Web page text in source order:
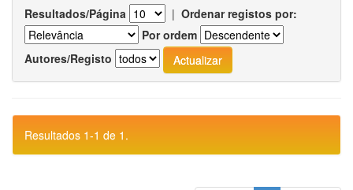
Resultados/Página | Ordenar registos por:
Por ordem
Autores/Registo
Resultados 1-1 de 1.